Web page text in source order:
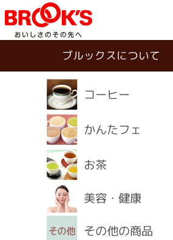
ブルックスについて
コーヒー
かんたフェ
お茶
美容・健康
その他の商品